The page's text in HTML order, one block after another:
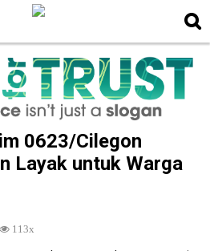
0623/Cilegon
Layak untuk Warga
113x